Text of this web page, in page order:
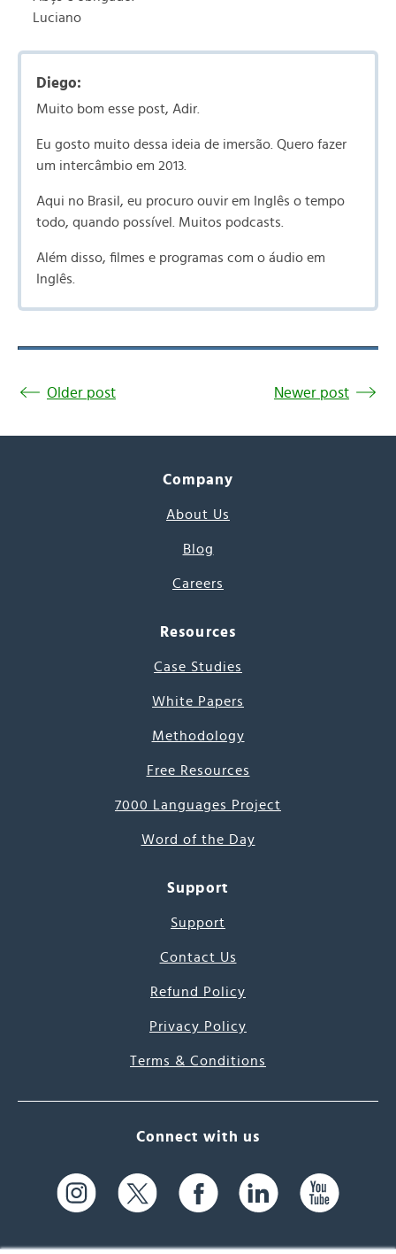
Luciano
Diego:
Muito bom esse post, Adir.
Eu gosto muito dessa ideia de imersão. Quero fazer
um intercâmbio em 2013.
Aqui no Brasil, eu procuro ouvir em Inglês o tempo
todo, quando possível. Muitos podcasts.
Além disso, filmes e programas com o áudio em
Inglês.
Older post Newer post
Company
About Us
Blog
Careers
Resources
Case Studies
White Papers
Methodology
Free Resources
7000 Languages Project
Word of the Day
Support
Support
Contact Us
Refund Policy
Privacy Policy
Terms & Conditions
Connect with us